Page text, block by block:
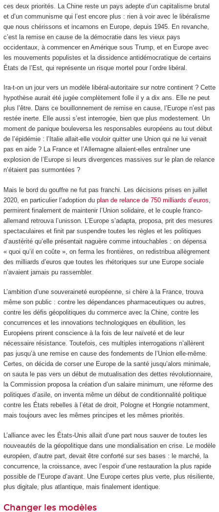
ces deux priorités. La Chine reste un pays adepte d’un capitalisme brutal
et d’un communisme qui l’est encore plus : rien à voir avec le libéralisme
que nous chérissons et incarnons en Europe, depuis 1945. En revanche,
c’est la remise en cause de la démocratie dans les vieux pays
occidentaux, à commencer en Amérique sous Trump, et en Europe avec
les mouvements populistes et la dissidence antidémocratique de certains
États de l’Est, qui représente un risque mortel pour l’ordre libéral.
Ira-t-on un jour vers un modèle libéral-autoritaire sur notre continent ? Cette
hypothèse aurait été jugée complètement folle il y a dix ans. Elle ne peut
plus l’être. Dans ce bouillonnement de remise en cause, l’Europe n’est pas
restée inerte. Elle aussi s’est interrogée, bien que plus modestement. Un
moment de panique bouleversa les responsables européens au tout début
de l’épidémie : l’Italie allait-elle vouloir quitter une Union qui ne lui venait
pas en aide ? La France et l’Allemagne allaient-elles entraîner une
explosion de l’Europe si leurs divergences massives sur le plan de relance
n’étaient pas surmontées ?
Mais le bord du gouffre ne fut pas franchi. Les décisions prises en juillet
2020, en particulier l’adoption du plan de relance de 750 milliards d’euros
permirent finalement de maintenir l’Union solidaire, et le couple franco-
allemand retrouva l’unisson. L’Europe s’adapta, proposa, prit des mesures
spectaculaires et finit par suspendre toutes les règles et les politiques
d’austérité qu’elle présentait naguère comme intouchables : on dépensa
« quoi qu’il en coûte », on ferma les frontières, on redistribua allègrement
des milliards d’euros que toutes les rhétoriques sur une Europe sociale
n’avaient jamais pu rassembler.
L’ambition d’une souveraineté européenne, si chère à la France, trouva
même son public : contre les dépendances pharmaceutiques ou autres,
contre les défis géopolitiques du commerce avec la Chine, contre les
concurrences et les innovations technologiques en ébullition, les
Européens prirent conscience à la fois de leur naïveté et de leur
nécessaire résistance. Toutefois, ces multiples interrogations n’allèrent
pas jusqu’à une remise en cause des fondements de l’Union elle-même.
Certes, on décida de corser une Europe de la santé jusqu’alors minimale,
on sauta le pas vers un début de mutualisation des dettes révolutionnaire,
la Commission proposa la création d’un salaire minimum, une réforme des
politiques d’asile, on inventa même un début de conditionnalité politique
contre les États rebelles à l’état de droit, Pologne et Hongrie notamment,
mais toujours avec les mêmes principes et les mêmes priorités.
L’alliance avec les États-Unis allait d’une part nous sauver de toutes les
nouveautés de la géopolitique dans une mondialisation en crise. Le modèle
européen, d’autre part, devait être conforté sur ses bases : le marché, la
concurrence, la croissance, avec l’espoir d’une restauration la plus rapide
possible de l’Europe d’avant. Une Europe certes plus verte, plus résiliente,
plus digitale, plus atlantique, mais finalement identique.
Changer les modèles